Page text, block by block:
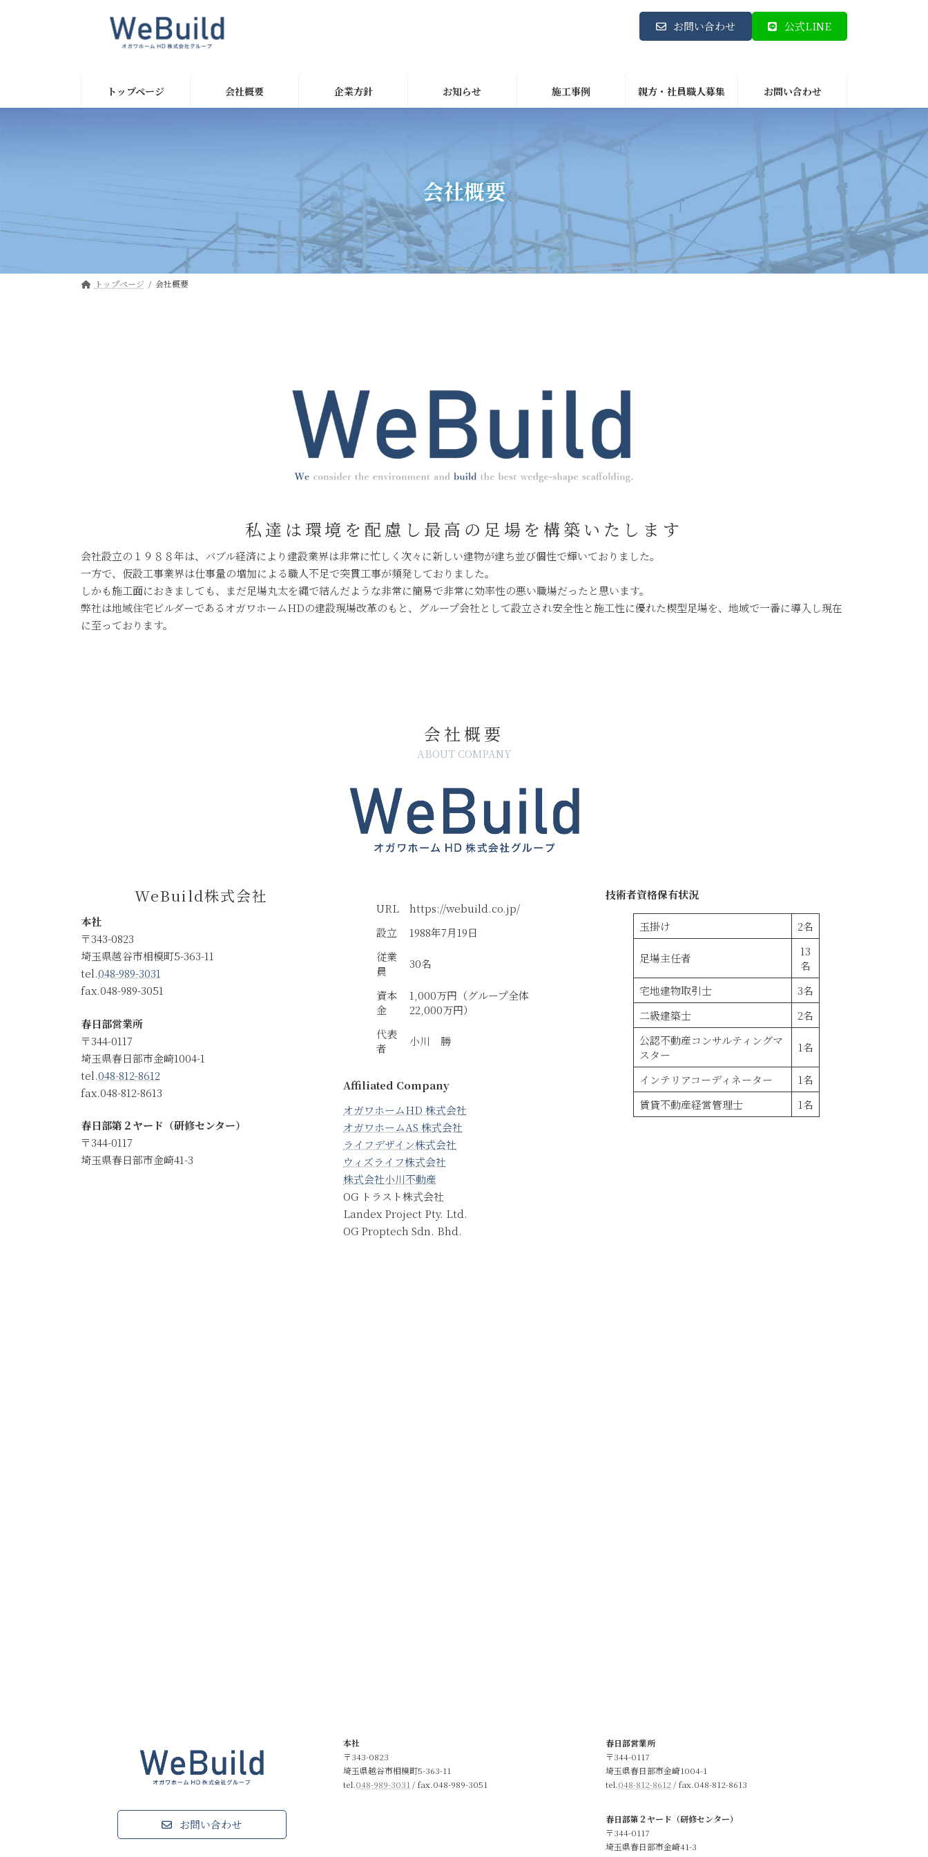
キ
に
お問い合わせ 公式LINE
トップページ 会社概要 企業方針 お知らせ 施工事例 親方・社員職人募集 お問い合わせ
会社概要
トップページ 会社概要
私達は環境を配慮し最高の足場を構築いたします
会社設立の１９８８年は、バブル経済により建設業界は非常に忙しく次々に新しい建物が建ち並び個性で輝いておりました。
一方で、仮設工事業界は仕事量の増加による職人不足で突貫工事が頻発しておりました。
しかも施工面におきましても、まだ足場丸太を縄で結んだような非常に簡易で非常に効率性の悪い職場だったと思います。
弊社は地域住宅ビルダーであるオガワホームHDの建設現場改革のもと、グループ会社として設立され安全性と施工性に優れた楔型足場を、地域で一番に導入し現在
に至っております。
会社概要
ABOUT COMPANY
WeBuild株式会社
本社
〒343-0823
埼玉県越谷市相模町5-363-11
tel.048-989-3031
fax.048-989-3051
春日部営業所
〒344-0117
埼玉県春日部市金崎1004-1
tel.048-812-8612
fax.048-812-8613
春日部第２ヤード（研修センター）
〒344-0117
埼玉県春日部市金崎41-3
URL
https://webuild.co.jp/
設立
1988年7月19日
従業
員
30名
資本
金
1,000万円（グループ全体
22,000万円）
代表
者
小川 勝
Affiliated Company
オガワホームHD 株式会社
オガワホームAS 株式会社
ライフデザイン株式会社
ウィズライフ株式会社
株式会社小川不動産
OG トラスト株式会社
Landex Project Pty. Ltd.
OG Proptech Sdn. Bhd.
技術者資格保有状況
玉掛け 2名
足場主任者
13
名
宅地建物取引士
3名
二級建築士
2名
公認不動産コンサルティングマ
スター
1名
インテリアコーディネーター
1名
賃貸不動産経営管理士
1名
お問い合わせ
本社
〒343-0823
埼玉県越谷市相模町5-363-11
tel. 048-989-3031 / fax.048-989-3051
春日部営業所
〒344-0117
埼玉県春日部市金崎1004-1
tel. 048-812-8612 / fax.048-812-8613
春日部第２ヤード（研修センター）
〒344-0117
埼玉県春日部市金崎41-3